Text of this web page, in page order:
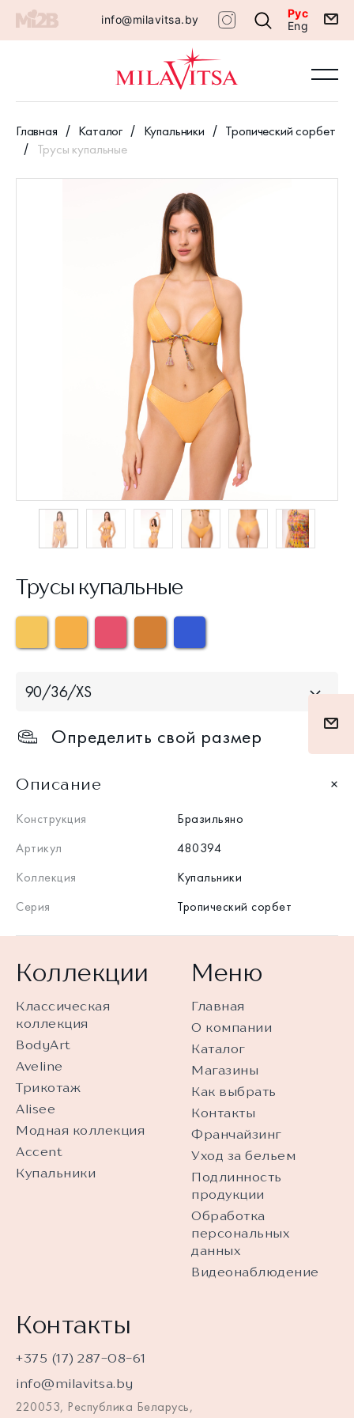
info@milavitsa.by
Рус
Eng
Главная Каталог Купальники
Тропический сорбет
Трусы купальные
Трусы купальные
90/36/XS
Определить свой размер
Описание
Конструкция
Бразильяно
Артикул
480394
Коллекция
Купальники
Серия
Тропический сорбет
Коллекции
Классическая
коллекция
BodyArt
Aveline
Трикотаж
Alisee
Модная коллекция
Accent
Купальники
Меню
Главная
О компании
Каталог
Магазины
Как выбрать
Контакты
Франчайзинг
Уход за бельем
Подлинность
продукции
Обработка
персональных
данных
Видеонаблюдение
Контакты
+375 (17) 287-08-61
info@milavitsa.by
220053, Республика Беларусь,